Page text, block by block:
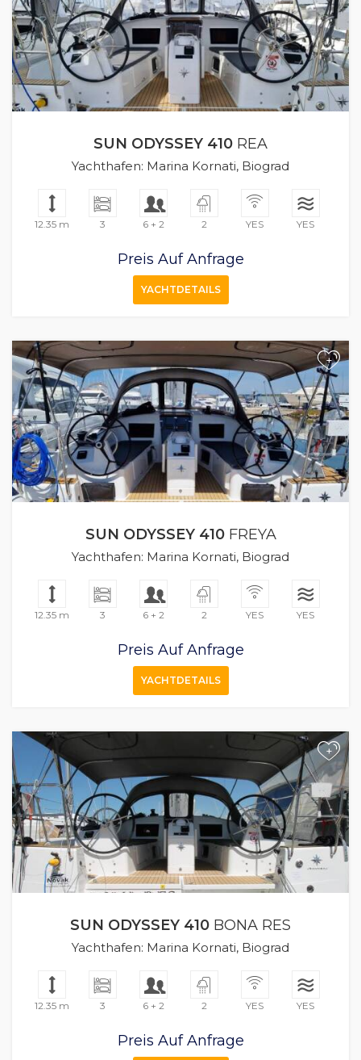
SUN ODYSSEY 410 REA
Yachthafen: Marina Kornati, Biograd
12.35 m 3 6 + 2 2 YES YES
Preis Auf Anfrage
YACHTDETAILS
+
SUN ODYSSEY 410FREYA
Yachthafen: Marina Kornati, Biograd
12.35 m 3 6 + 2 2 YES YES
Preis Auf Anfrage
YACHTDETAILS
+
SUN ODYSSEY 410 BONA RES
Yachthafen: Marina Kornati, Biograd
12.35 m 3 6 + 2 2 YES YES
Preis Auf Anfrage